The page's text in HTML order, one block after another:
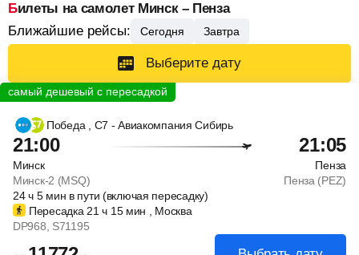
Билеты на самолет Минск – Пенза
Ближайшие рейсы:
Сегодня Завтра
Выберите дату
Победа , С7 - Авиакомпания Сибирь
21:00 21:05
Минск
Пенза
Минск-2 (MSQ)
Пенза (PEZ)
24ч5 мин в пути (включая пересадку)
Пересадка 21ч 15 мин , Москва
DP968 , S71195